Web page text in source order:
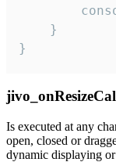
    }
}
Is executed at any
open, closed or
dynamic displaying